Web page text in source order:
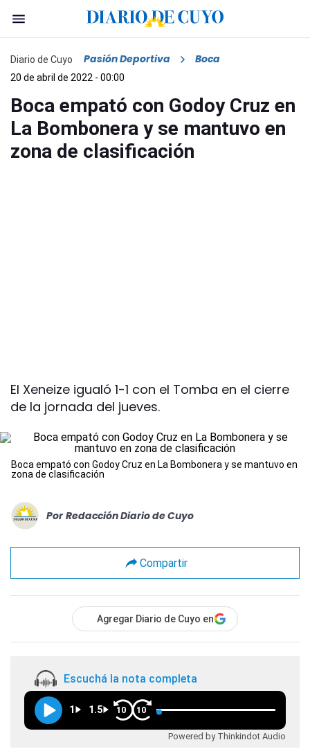
Diario de Cuyo Pasión Deportiva Boca
20 de abril de 2022 - 00:00
Boca empató con Godoy Cruz en
La Bombonera y se mantuvo en
zona de clasificación
El Xeneize igualó 1-1 con el Tomba en el cierre
de la jornada del jueves.
Boca empató con Godoy Cruz en La Bombonera y se mantuvo en
zona de clasificación
Por Redacción Diario de Cuyo
Compartir
Agregar Diario de Cuyo en
Escuchá la nota completa
1 1.5 10 10
Powered by Thinkindot Audio